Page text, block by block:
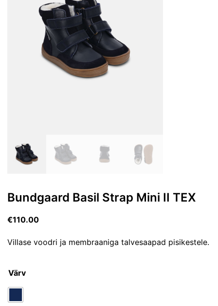
Bundgaard Basil Strap Mini II TEX
€110.00
Villase voodri ja membraaniga talvesaapad pisikestele.
Värv